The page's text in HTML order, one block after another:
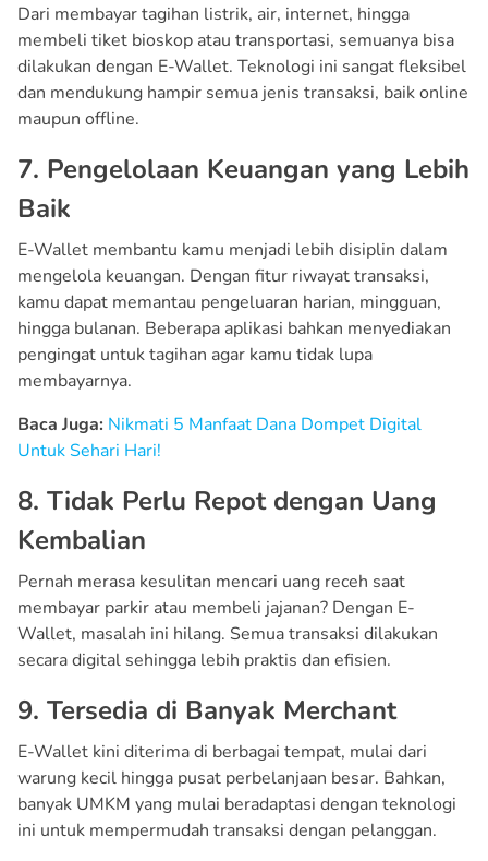
Dari membayar tagihan listrik, air, internet, hingga
membeli tiket bioskop atau transportasi, semuanya bisa
dilakukan dengan E-Wallet. Teknologi ini sangat fleksibel
dan mendukung hampir semua jenis transaksi, baik online
maupun offline.
7. Pengelolaan Keuangan yang Lebih
Baik
E-Wallet membantu kamu menjadi lebih disiplin dalam
mengelola keuangan. Dengan fitur riwayat transaksi,
kamu dapat memantau pengeluaran harian, mingguan,
hingga bulanan. Beberapa aplikasi bahkan menyediakan
pengingat untuk tagihan agar kamu tidak lupa
membayarnya.
Baca Juga: Nikmati 5 Manfaat Dana Dompet Digital
Untuk Sehari Hari!
8. Tidak Perlu Repot dengan Uang
Kembalian
Pernah merasa kesulitan mencari uang receh saat
membayar parkir atau membeli jajanan? Dengan E-
Wallet, masalah ini hilang. Semua transaksi dilakukan
secara digital sehingga lebih praktis dan efisien.
9. Tersedia di Banyak Merchant
E-Wallet kini diterima di berbagai tempat, mulai dari
warung kecil hingga pusat perbelanjaan besar. Bahkan,
banyak UMKM yang mulai beradaptasi dengan teknologi
ini untuk mempermudah transaksi dengan pelanggan.